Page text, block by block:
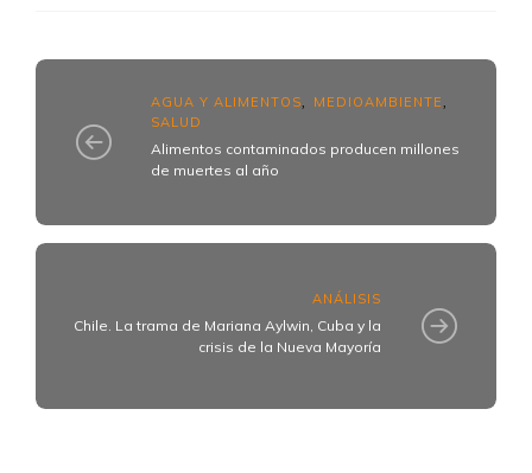
AGUA Y ALIMENTOS MEDIOAMBIENTE
SALUD
Alimentos contaminados producen millones
de muertes al año
ANÁLISIS
Chile. La trama de Mariana Aylwin, Cuba y la
crisis de la Nueva Mayoría